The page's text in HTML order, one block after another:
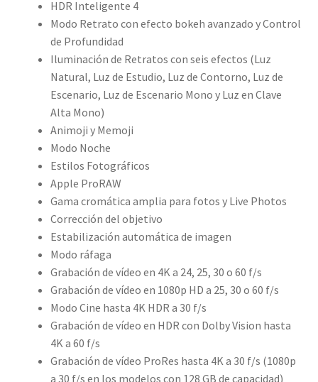
HDR Inteligente 4
Modo Retrato con efecto bokeh avanzado y Control
de Profundidad
Iluminación de Retratos con seis efectos (Luz
Natural, Luz de Estudio, Luz de Contorno, Luz de
Escenario, Luz de Escenario Mono y Luz en Clave
Alta Mono)
Animoji y Memoji
Modo Noche
Estilos Fotográficos
Apple ProRAW
Gama cromática amplia para fotos y Live Photos
Corrección del objetivo
Estabilización automática de imagen
Modo ráfaga
Grabación de vídeo en 4K a 24, 25, 30 o 60 f/s
Grabación de vídeo en 1080p HD a 25, 30 o 60 f/s
Modo Cine hasta 4K HDR a 30 f/s
Grabación de vídeo en HDR con Dolby Vision hasta
4K a 60 f/s
Grabación de vídeo ProRes hasta 4K a 30 f/s (1080p
a 30 f/s en los modelos con 128 GB de capacidad)